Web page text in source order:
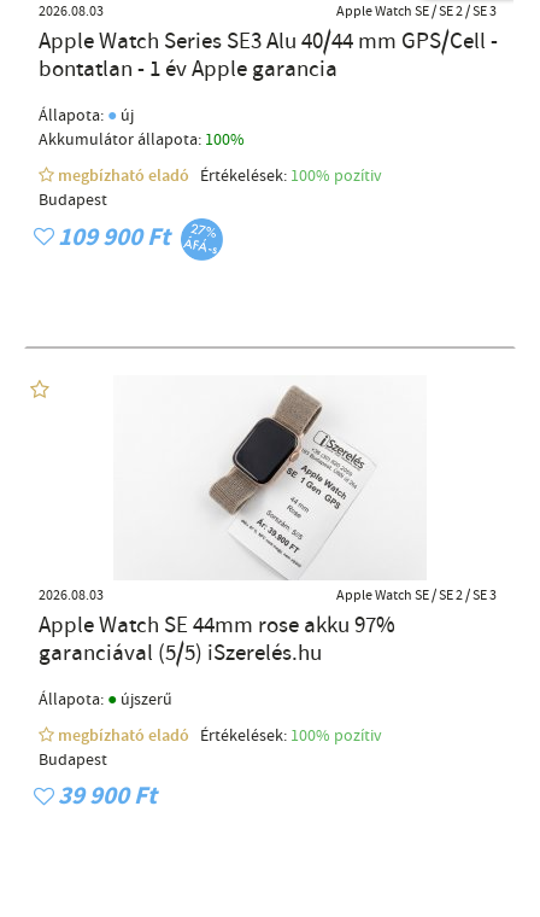
2026.08.03 Apple Watch SE / SE 2 / SE 3
Apple Watch Series SE3 Alu 40/44 mm GPS/Cell -
bontatlan - 1 év Apple garancia
Állapota: ● új
Akkumulátor állapota: 100%
megbízható eladó
Értékelések: 100% pozítiv
Budapest
109 900 Ft
2026.08.03 Apple Watch SE / SE 2 / SE 3
Apple Watch SE 44mm rose akku 97%
garanciával (5/5) iSzerelés.hu
Állapota: ● újszerű
megbízható eladó
Értékelések: 100% pozítiv
Budapest
39 900 Ft